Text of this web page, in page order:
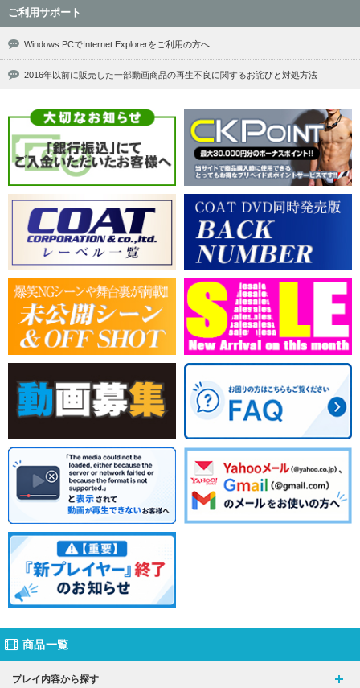
ご利用サポート
Windows PCでInternet Explorerをご利用の方へ
2016年以前に販売した一部動画商品の再生不良に関するお詫びと対処方法
商品一覧
プレイ内容から探す